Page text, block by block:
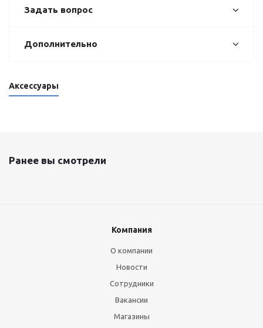
Задать вопрос
Дополнительно
Аксессуары
Ранее вы смотрели
Компания
О компании
Новости
Сотрудники
Вакансии
Магазины